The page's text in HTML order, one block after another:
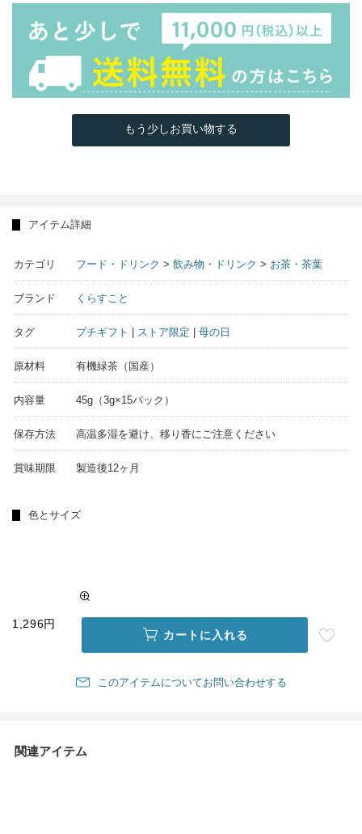
もう少しお買い物する
アイテム詳細
カテゴリ フード・ドリンク > 飲み物・ドリンク > お茶・茶葉
ブランド くらすこと
タグ プチギフト ストア限定 母の日
原材料 有機緑茶（国産）
内容量 45g（3g×15パック）
保存方法 高温多湿を避け、移り香にご注意ください
賞味期限 製造後12ヶ月
色とサイズ
1,296円
カートに入れる
このアイテムについてお問い合わせする
関連アイテム